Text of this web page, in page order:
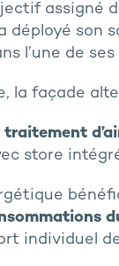
assigné
déployé son
l’une de ses
la façade
traitement
store
individuel